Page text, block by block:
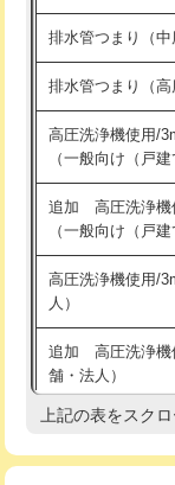
持込商品取付（
給水管工事※（ホ
給水管工事※（バ
給水管工事※（
給水管工事※（保
め込み）)
給水管工事※（土
業)
給水管工事※（塩
用/3ｍまで)
給水管工事※（塩
排水管つまり（中
排水管つまり（高
高圧洗浄機使用/
（一般向け（戸
追加 高圧洗浄機
（一般向け（戸
高圧洗浄機使用/
人）
追加 高圧洗浄機
舗・法人）
高度高圧洗浄換
上記の表をスク